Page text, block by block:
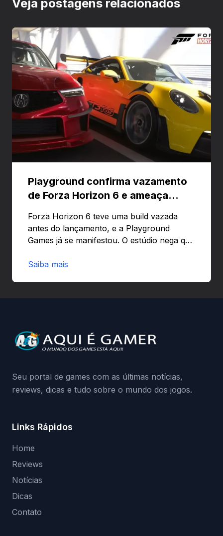
Veja postagens relacionados
Playground confirma vazamento
de Forza Horizon 6 e ameaça
Forza Horizon 6 teve uma build vazada
antes do lançamento, e a Playground
Games já se manifestou. O estúdio nega que
preload e avisa que quem usar versões não
da Playground: negação do preload,
medidas contra acessos não autorizados
Saiba mais
Seu portal de games com as últimas notícias,
reviews, dicas e tudo sobre o mundo dos jogos.
Links Rápidos
Home
Reviews
Notícias
Dicas
Contato